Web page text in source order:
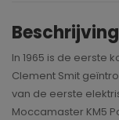
Beschrijving
In 1965 is de eerste
Clement Smit
van de eerste
Moccamaster KM5